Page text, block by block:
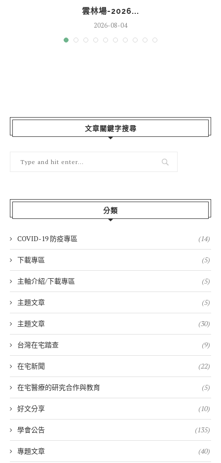
雲林場-2026...
2026-08-04
文章關鍵字搜尋
分類
COVID-19 防疫專區 (14)
下載專區 (5)
主軸介紹/下載專區 (5)
主題文章 (5)
主題文章 (30)
台灣在宅踏查 (9)
在宅新聞 (22)
在宅醫療的研究合作與教育 (5)
好文分享 (10)
學會公告 (135)
專題文章 (40)